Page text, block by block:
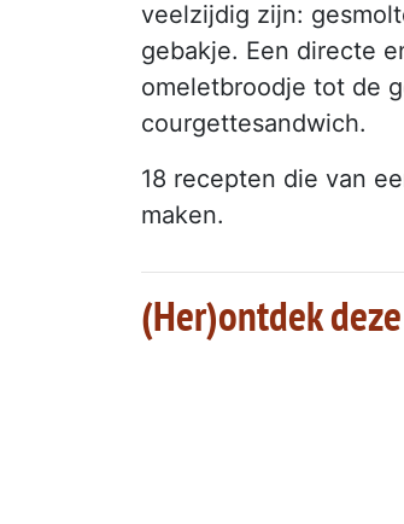
veelzijdig zijn:
gebakje. Een directe
omeletbroodje tot de
courgettesandwich.
18 recepten die van
maken.
(Her)ontdek